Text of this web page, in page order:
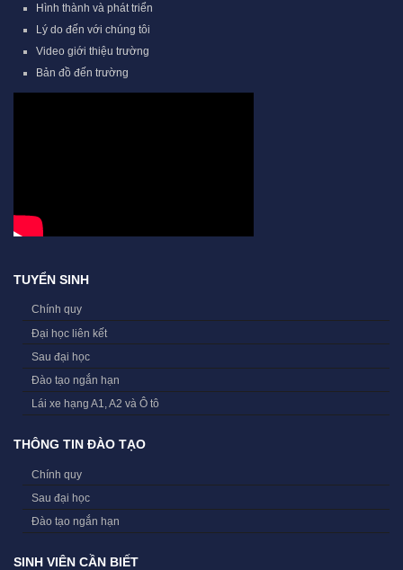
Hình thành và phát triển
Lý do đến với chúng tôi
Video giới thiệu trường
Bản đồ đến trường
TUYỂN SINH
Chính quy
Đại học liên kết
Sau đại học
Đào tạo ngắn hạn
Lái xe hạng A1, A2 và Ô tô
THÔNG TIN ĐÀO TẠO
Chính quy
Sau đại học
Đào tạo ngắn hạn
SINH VIÊN CẦN BIẾT